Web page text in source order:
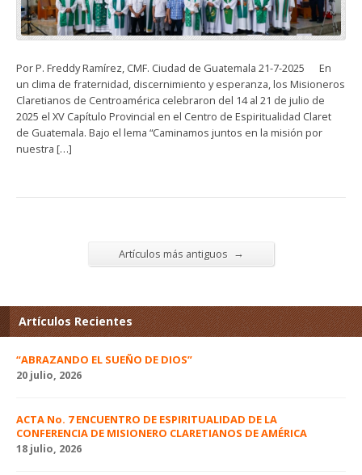
Por P. Freddy Ramírez, CMF. Ciudad de Guatemala 21-7-2025 En
un clima de fraternidad, discernimiento y esperanza, los Misioneros
Claretianos de Centroamérica celebraron del 14 al 21 de julio de
2025 el XV Capítulo Provincial en el Centro de Espiritualidad Claret
de Guatemala. Bajo el lema “Caminamos juntos en la misión por
nuestra […]
Artículos más antiguos →
Artículos Recientes
“ABRAZANDO EL SUEÑO DE DIOS”
20 julio, 2026
ACTA No. 7 ENCUENTRO DE ESPIRITUALIDAD DE LA
CONFERENCIA DE MISIONERO CLARETIANOS DE AMÉRICA
18 julio, 2026